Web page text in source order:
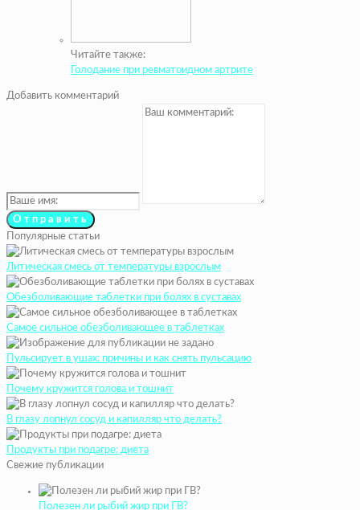
Читайте также:
Голодание при ревматоидном артрите
Добавить комментарий
Популярные статьи
Литическая смесь от температуры взрослым
Обезболивающие таблетки при болях в суставах
Самое сильное обезболивающее в таблетках
Пульсирует в ушах: причины и как снять пульсацию
Почему кружится голова и тошнит
В глазу лопнул сосуд и капилляр что делать?
Продукты при подагре: диета
Свежие публикации
Полезен ли рыбий жир при ГВ?